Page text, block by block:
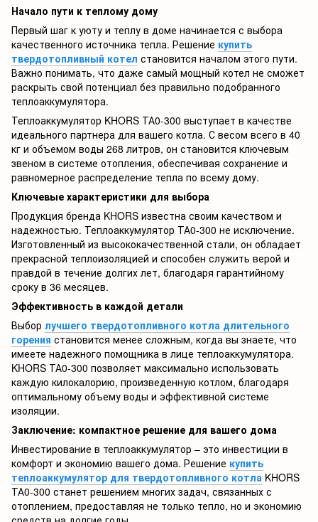
Начало пути к теплому дому
Первый шаг к уюту и теплу в доме начинается с выбора
качественного источника тепла. Решение купить
твердотопливный котел становится началом этого пути.
Важно понимать, что даже самый мощный котел не сможет
раскрыть свой потенциал без правильно подобранного
теплоаккумулятора.
Теплоаккумулятор KHORS ТА0-300 выступает в качестве
идеального партнера для вашего котла. С весом всего в 40
кг и объемом воды 268 литров, он становится ключевым
звеном в системе отопления, обеспечивая сохранение и
равномерное распределение тепла по всему дому.
Ключевые характеристики для выбора
Продукция бренда KHORS известна своим качеством и
надежностью. Теплоаккумулятор ТА0-300 не исключение.
Изготовленный из высококачественной стали, он обладает
прекрасной теплоизоляцией и способен служить верой и
правдой в течение долгих лет, благодаря гарантийному
сроку в 36 месяцев.
Эффективность в каждой детали
Выбор лучшего твердотопливного котла длительного
горения становится менее сложным, когда вы знаете, что
имеете надежного помощника в лице теплоаккумулятора.
KHORS ТА0-300 позволяет максимально использовать
каждую килокалорию, произведенную котлом, благодаря
оптимальному объему воды и эффективной системе
изоляции.
Заключение: компактное решение для вашего дома
Инвестирование в теплоаккумулятор – это инвестиции в
комфорт и экономию вашего дома. Решение купить
теплоаккумулятор для твердотопливного котла KHORS
ТА0-300 станет решением многих задач, связанных с
отоплением, предоставляя не только тепло, но и экономию